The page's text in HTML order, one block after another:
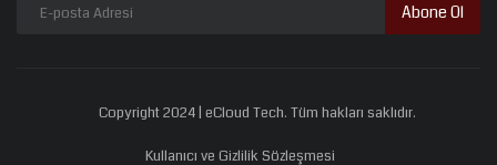
Abone Ol
Copyright 2024 | eCloud Tech. Tüm hakları saklıdır.
Kullanıcı ve Gizlilik Sözleşmesi